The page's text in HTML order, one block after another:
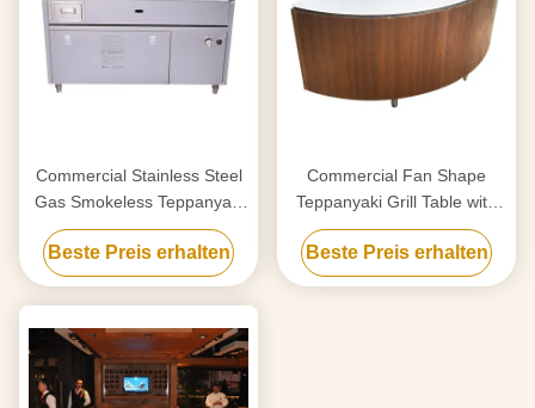
Commercial Stainless Steel
Gas Smokeless Teppanyaki
Grill Table with 8000W
Power and 220-240V/380V
Voltage
Beste Preis erhalten
Commercial Fan Shape
Teppanyaki Grill Table with
220-240 V 380 V 8000w
Power for Restaurant &
Hotel
Beste Preis erhalten